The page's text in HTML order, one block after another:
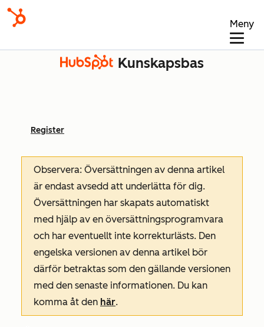
Meny
Kunskapsbas
Register
Observera: Översättningen av denna artikel
är endast avsedd att underlätta för dig.
Översättningen har skapats automatiskt
med hjälp av en översättningsprogramvara
och har eventuellt inte korrekturlästs. Den
engelska versionen av denna artikel bör
därför betraktas som den gällande versionen
med den senaste informationen. Du kan
komma åt den här.